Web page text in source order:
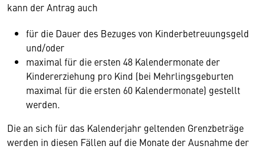
kann der Antrag auch
für die Dauer des Bezuges von Kinderbetreuungsgeld
und/oder
maximal für die ersten 48 Kalendermonate der
Kindererziehung pro Kind (bei Mehrlingsgeburten
maximal für die ersten 60 Kalendermonate) gestellt
werden.
Die an sich für das Kalenderjahr geltenden Grenzbeträge
werden in diesen Fällen auf die Monate der Ausnahme der